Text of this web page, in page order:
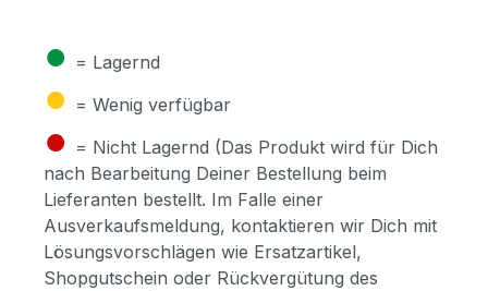
● = Lagernd
● = Wenig verfügbar
● = Nicht Lagernd (Das Produkt wird für Dich
nach Bearbeitung Deiner Bestellung beim
Lieferanten bestellt. Im Falle einer
Ausverkaufsmeldung, kontaktieren wir Dich mit
Lösungsvorschlägen wie Ersatzartikel,
Shopgutschein oder Rückvergütung des